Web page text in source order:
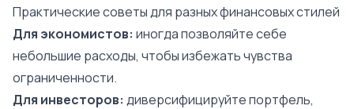
Практические советы для разных финансовых стилей
Для экономистов: иногда позволяйте себе
небольшие расходы, чтобы избежать чувства
ограниченности.
Для инвесторов: диверсифицируйте портфель,